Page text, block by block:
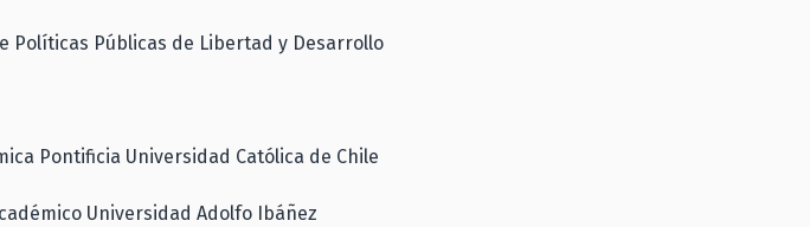
Políticas Públicas de Libertad y Desarrollo
Pontificia Universidad Católica de Chile
Universidad Adolfo Ibáñez